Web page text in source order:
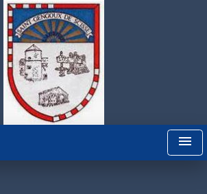
menu